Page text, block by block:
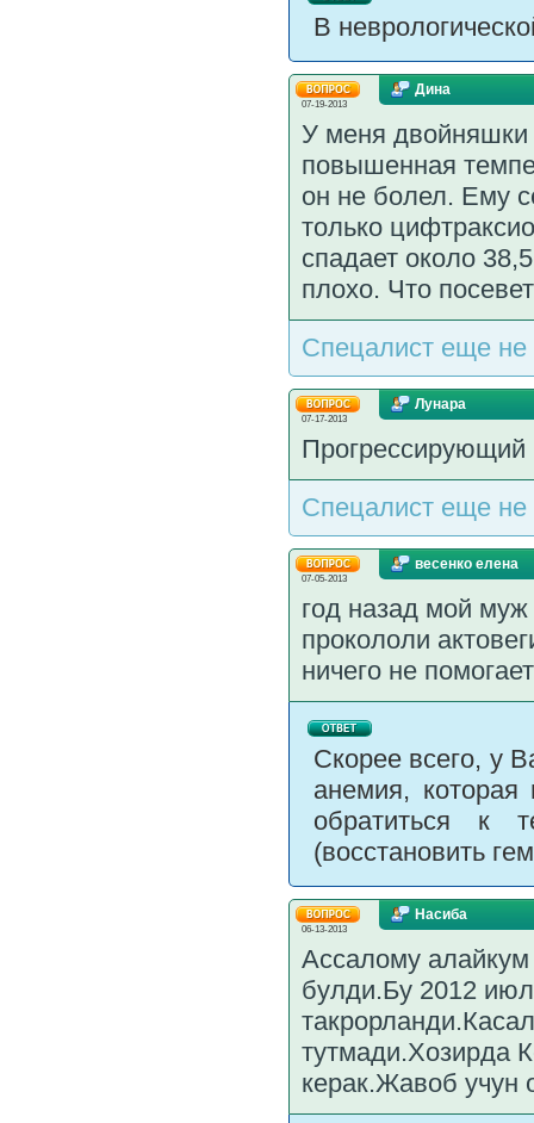
В
07-19-2013
Дина
У меня двойняшки
повышенная
он не болел. Ему
только
спадает около
плохо. Что
Спецалист еще не
07-17-2013
Лунара
Спецалист еще не
07-05-2013
весенко елена
год назад мой муж
прокололи
ничего не
Скорее всего, у
анемия, которая
обратиться к
(восстановить
06-13-2013
Насиба
Ассалому
булди.Бу 2012
тутмади.Хозирда
керак.Жавоб учун